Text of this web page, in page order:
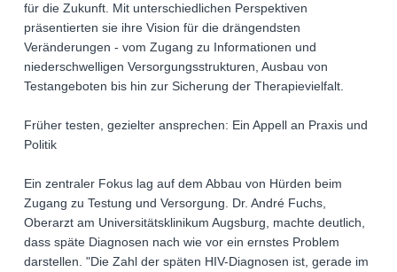
für die Zukunft. Mit unterschiedlichen Perspektiven
präsentierten sie ihre Vision für die drängendsten
Veränderungen - vom Zugang zu Informationen und
niederschwelligen Versorgungsstrukturen, Ausbau von
Testangeboten bis hin zur Sicherung der Therapievielfalt.
Früher testen, gezielter ansprechen: Ein Appell an Praxis und
Politik
Ein zentraler Fokus lag auf dem Abbau von Hürden beim
Zugang zu Testung und Versorgung. Dr. André Fuchs,
Oberarzt am Universitätsklinikum Augsburg, machte deutlich,
dass späte Diagnosen nach wie vor ein ernstes Problem
darstellen. "Die Zahl der späten HIV-Diagnosen ist, gerade im